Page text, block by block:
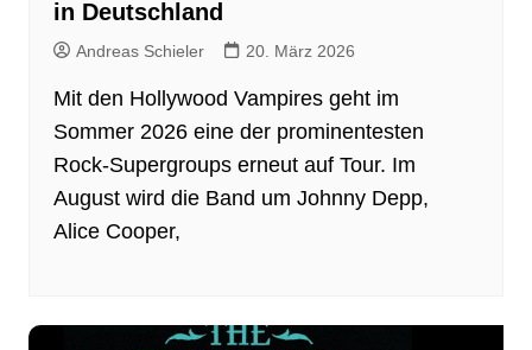
in Deutschland
Andreas Schieler 20. März 2026
Mit den Hollywood Vampires geht im
Sommer 2026 eine der prominentesten
Rock-Supergroups erneut auf Tour. Im
August wird die Band um Johnny Depp,
Alice Cooper,